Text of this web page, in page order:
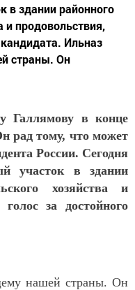
в здании районного
и продовольствия,
Ильназ
страны. Он
Галлямову в конце
рад тому, что может
России. Сегодня
участок в здании
хозяйства и
за достойного
нашей страны. Он